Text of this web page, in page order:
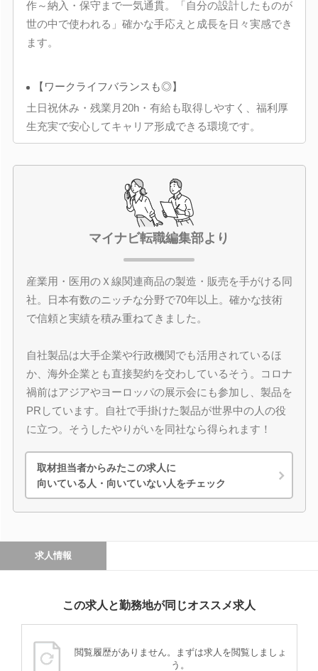
作～納入・保守まで一気通貫。「自分の設計したものが
世の中で使われる」確かな手応えと成長を日々実感でき
ます。
【ワークライフバランスも◎】
土日祝休み・残業月20h・有給も取得しやすく、福利厚
生充実で安心してキャリア形成できる環境です。
マイナビ転職編集部より
産業用・医用のＸ線関連商品の製造・販売を手がける同
社。日本有数のニッチな分野で70年以上。確かな技術
で信頼と実績を積み重ねてきました。
自社製品は大手企業や行政機関でも活用されているほ
か、海外企業とも直接契約を交わしているそう。コロナ
禍前はアジアやヨーロッパの展示会にも参加し、製品を
PRしています。自社で手掛けた製品が世界中の人の役
に立つ。そうしたやりがいを同社なら得られます！
取材担当者からみたこの求人に
向いている人・向いていない人をチェック
求人情報
この求人と勤務地が同じオススメ求人
閲覧履歴がありません。まずは求人を閲覧しましょ
う。